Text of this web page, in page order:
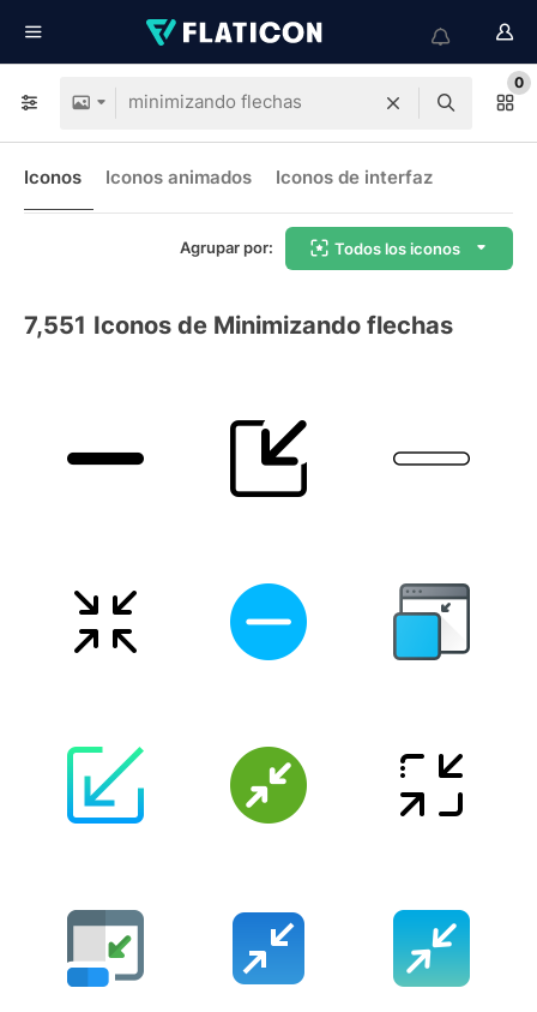
0
Iconos Iconos animados Iconos de interfaz
Agrupar por: Todos los iconos
7,551 Iconos de Minimizando flechas